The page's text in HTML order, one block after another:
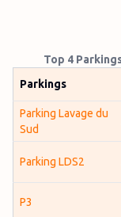
Top 4
Parkings
Parking Lavage du
Sud
Parking LDS2
P3